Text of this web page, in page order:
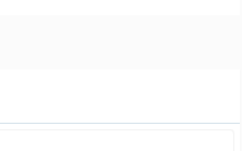
là Daisuke suốt hơn bốn
tận hóa ra lại là kẻ giả